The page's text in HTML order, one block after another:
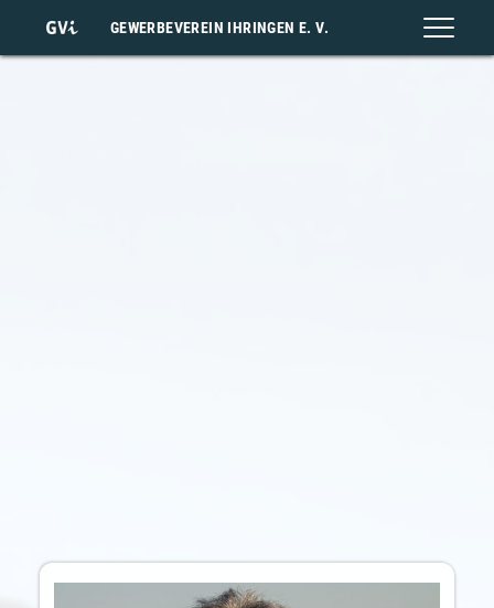
GEWERBEVEREIN IHRINGEN E. V.